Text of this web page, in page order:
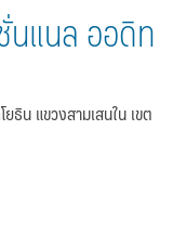
นแนล ออดิท
น แขวงสามเสนใน เขต